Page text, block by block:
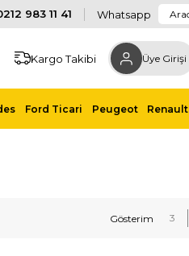
983 11 41 Whatsapp
Kargo Takibi Üye Girişi
Ford Ticari Peugeot Renault